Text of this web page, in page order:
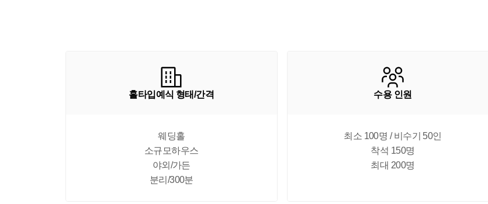
홀타입예식 형태/간격
웨딩홀
소규모하우스
야외/가든
분리/300분
수용 인원
최소 100명 / 비수기 50인
착석 150명
최대 200명